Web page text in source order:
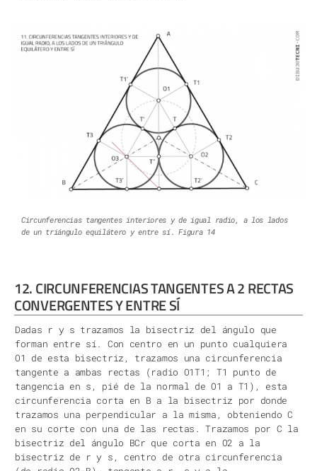
Circunferencias tangentes interiores y de igual radio, a los lados
de un triángulo equilátero y entre sí. Figura 14
12. CIRCUNFERENCIAS TANGENTES A 2 RECTAS
CONVERGENTES Y ENTRE SÍ
Dadas r y s trazamos la bisectriz del ángulo que
forman entre sí. Con centro en un punto cualquiera
O1 de esta bisectriz, trazamos una circunferencia
tangente a ambas rectas (radio O1T1; T1 punto de
tangencia en s, pié de la normal de O1 a T1), esta
circunferencia corta en B a la bisectriz por donde
trazamos una perpendicular a la misma, obteniendo C
en su corte con una de las rectas. Trazamos por C la
bisectriz del ángulo BCr que corta en O2 a la
bisectriz de r y s, centro de otra circunferencia